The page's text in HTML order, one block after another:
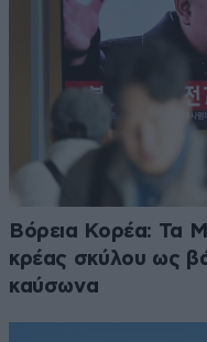
Βόρεια Κορέα: Τα
κρέας σκύλου ως
καύσωνα